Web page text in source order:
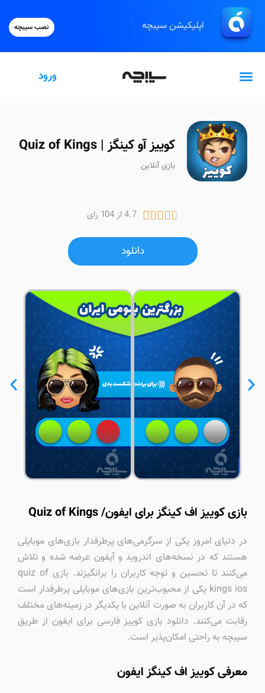
نصب سیبچه اپلیکیشن سیبچه
ورود
کوییز آو کینگز | Quiz of Kings
بازی آنلاین
4.7 از 104 رای 
دانلود
بازی کوییز اف کینگز برای ایفون/ Quiz of Kings
در دنیای امروز یکی از سرگرمی‌های پرطرفدار بازی‌های موبایلی
هستند که در نسخه‌های اندروید و آیفون عرضه شده و تلاش
می‌کنند تا تحسین و توجه کاربران را برانگیزند. بازی quiz of
kings ios یکی از محبوب‌ترین بازی‌های موبایلی پرطرفدار است
که در آن کاربران به صورت آنلاین با یکدیگر در زمینه‌های مختلف
رقابت می‌کنند. دانلود بازی کوییز فارسی برای ایفون از طریق
سیبچه به راحتی امکان‌پذیر است.
معرفی کوییز اف کینگز ایفون